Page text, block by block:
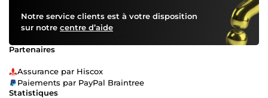
Notre service clients est à votre disposition
sur notre centre d’aide
Partenaires
Assurance par Hiscox
Paiements par PayPal Braintree
Statistiques